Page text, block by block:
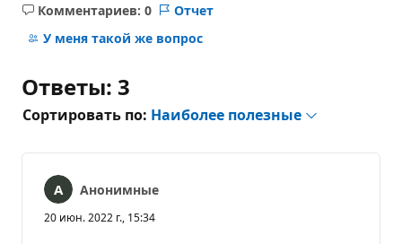
Комментариев: 0
Без
комментариев
Отчет
У меня такой же вопрос
Ответы: 3
Сортировать по: Наиболее полезные
Анонимные
20 июн. 2022 г., 15:34